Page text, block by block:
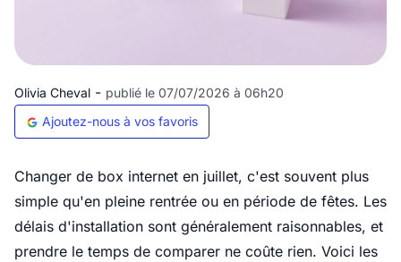
Olivia Cheval - publié le 07/07/2026 à 06h20
Ajoutez-nous à vos favoris
Changer de box internet en juillet, c'est souvent plus
simple qu'en pleine rentrée ou en période de fêtes. Les
délais d'installation sont généralement raisonnables, et
prendre le temps de comparer ne coûte rien. Voici les